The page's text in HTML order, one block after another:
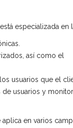
especializada en
así como el
usuarios que el
usuarios y
aplica en varios